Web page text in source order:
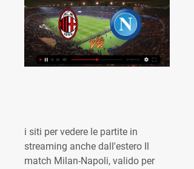
i siti per vedere le partite in
streaming anche dall'estero Il
match Milan-Napoli, valido per